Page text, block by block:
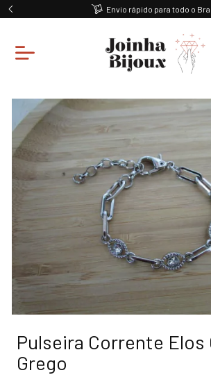
Envio rápido para todo o
Pulseira Corrente Elos
Grego